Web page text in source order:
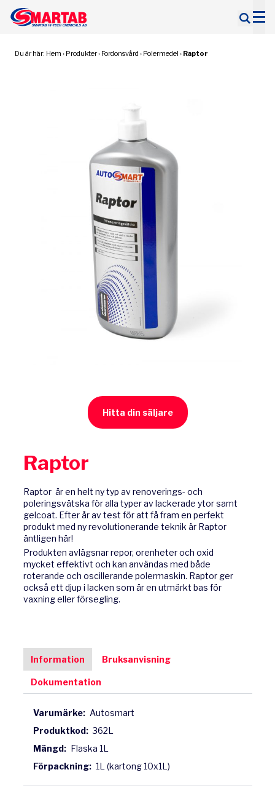
Sök
Du är här: Hem › Produkter› Fordonsvård › Polermedel › Raptor
Hitta din säljare
Raptor
Raptor är en helt ny typ av renoverings- och
poleringsvätska för alla typer av lackerade ytor samt
gelcoat. Efter år av test för att få fram en perfekt
produkt med ny revolutionerande teknik är Raptor
äntligen här!
Produkten avlägsnar repor, orenheter och oxid
mycket effektivt och kan användas med både
roterande och oscillerande polermaskin. Raptor ger
också ett djup i lacken som är en utmärkt bas för
vaxning eller försegling.
Information Bruksanvisning
Dokumentation
Varumärke: Autosmart
Produktkod: 362L
Mängd: Flaska 1L
Förpackning: 1L (kartong 10x1L)